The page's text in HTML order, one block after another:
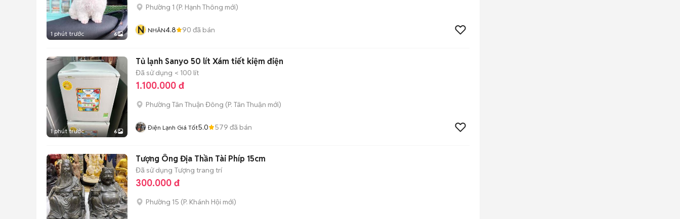
1 phút trước 6
Phường 1 (P. Hạnh Thông mới)
N NHÂN4.8 90 đã bán
1 phút trước 6
Tủ lạnh Sanyo 50 lít Xám tiết kiệm điện
Đã sử dụng < 100 lít
1.100.000 đ
Phường Tân Thuận Đông (P. Tân Thuận mới)
Điện Lạnh Giá Tốt5.0 579 đã bán
Tượng Ông Địa Thần Tài Phíp 15cm
Đã sử dụng Tượng trang trí
300.000 đ
Phường 15 (P. Khánh Hội mới)